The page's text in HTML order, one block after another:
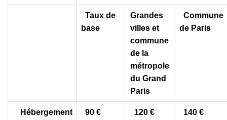
Taux de
base
Grandes
villes et
commune
de la
métropole
du Grand
Paris
Commune
de Paris
Hébergement
90 €
120 €
140 €